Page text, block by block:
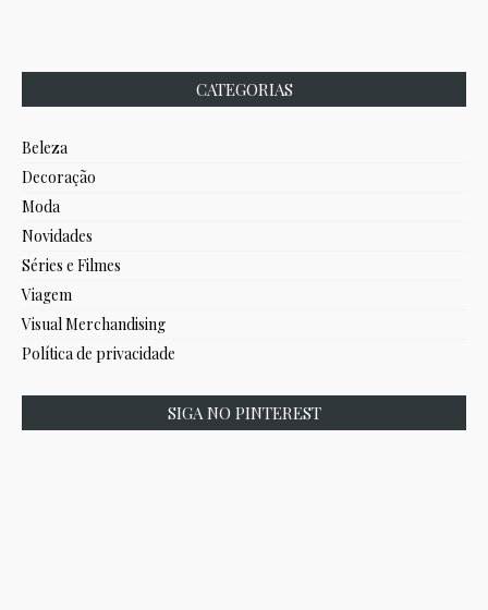
CATEGORIAS
Beleza
Decoração
Moda
Novidades
Séries e Filmes
Viagem
Visual Merchandising
Política de privacidade
SIGA NO PINTEREST